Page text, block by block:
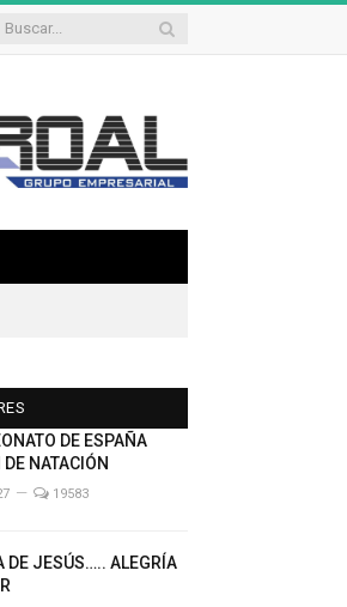
DE ESPAÑA
NATACIÓN
19583
DE JESÚS….. ALEGRÍA